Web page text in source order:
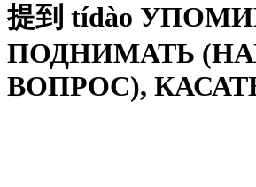
提到 tídào
ПОДНИМАТЬ
ВОПРОС),